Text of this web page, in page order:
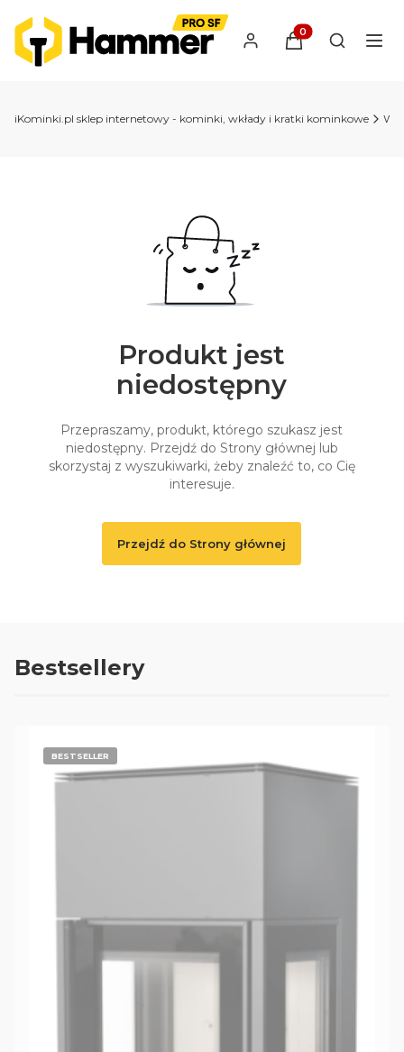
Produkty w
Otwórz
iKominki.pl sklep internetowy - kominki, wkłady i kratki kominkowe
Produkt jest
niedostępny
Przepraszamy, produkt, którego szukasz jest
niedostępny. Przejdź do Strony głównej lub
skorzystaj z wyszukiwarki, żeby znaleźć to, co Cię
interesuje.
Przejdź do Strony głównej
Bestsellery
BESTSELLER